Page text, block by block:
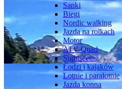
Sanki
Biegi
Nordic walking
Jazda na rolkach
Motor
ATV-Quad
Sightseeing
Łodzi i kajaków
Lotnie i paralotnie
Jazda konna